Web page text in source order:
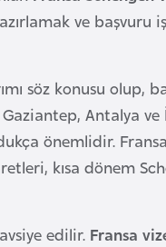
ve başvuru
söz konusu olup,
Antalya
önemlidir.
kısa dönem
edilir. Fransa